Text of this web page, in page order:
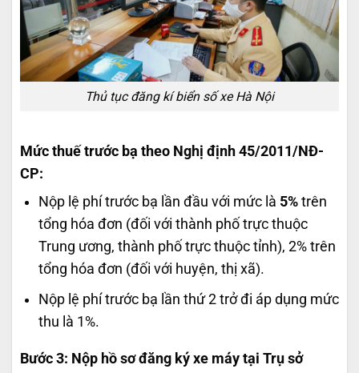
Thủ tục đăng kí biển số xe Hà Nội
Mức thuế trước bạ theo Nghị định 45/2011/NĐ-
CP:
Nộp lệ phí trước bạ lần đầu với mức là 5%trên
tổng hóa đơn (đối với thành phố trực thuộc
Trung ương, thành phố trực thuộc tỉnh), 2% trên
tổng hóa đơn (đối với huyện, thị xã).
Nộp lệ phí trước bạ lần thứ 2 trở đi áp dụng mức
thu là 1%.
Bước 3: Nộp hồ sơ đăng ký xe máy tại Trụ sở